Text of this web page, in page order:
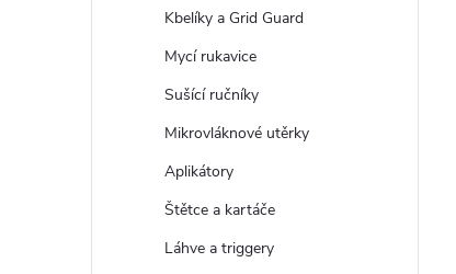
Kbelíky a Grid Guard
Mycí rukavice
Sušící ručníky
Mikrovláknové utěrky
Aplikátory
Štětce a kartáče
Láhve a triggery